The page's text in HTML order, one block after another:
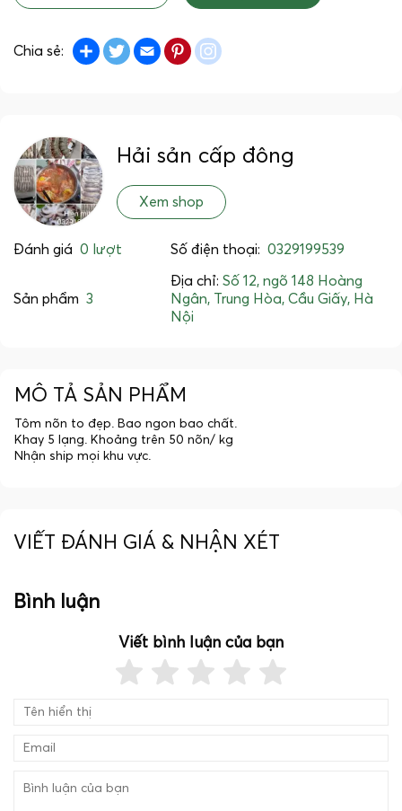
Chia sẻ: Share TwitterEmail Pinterest
Hải sản cấp đông
Xem shop
Đánh giá 0 lượt Số điện thoại: 0329199539
Sản phẩm 3
Địa chỉ: Số 12, ngõ 148 Hoàng
Ngân, Trung Hòa, Cầu Giấy, Hà
Nội
MÔ TẢ SẢN PHẨM
Tôm nõn to đẹp. Bao ngon bao chất.
Khay 5 lạng. Khoảng trên 50 nõn/ kg
Nhận ship mọi khu vực.
VIẾT ĐÁNH GIÁ & NHẬN XÉT
Bình luận
Viết bình luận của bạn